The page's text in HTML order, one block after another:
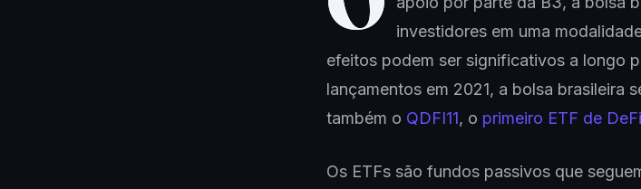
investidores em uma
efeitos podem ser significativos a longo
lançamentos em 2021, a bolsa brasileira
também o QDFI11, o primeiro ETF de
Os ETFs são fundos passivos que